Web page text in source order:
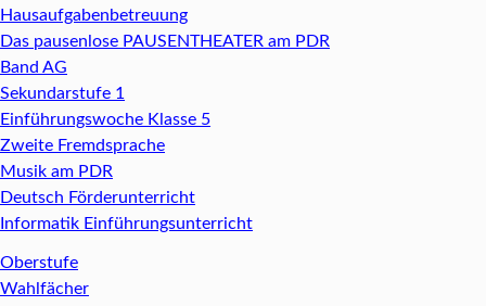
Hausaufgabenbetreuung
Das pausenlose PAUSENTHEATER am PDR
Band AG
Sekundarstufe 1
Einführungswoche Klasse 5
Zweite Fremdsprache
Musik am PDR
Deutsch Förderunterricht
Informatik Einführungsunterricht
Oberstufe
Wahlfächer